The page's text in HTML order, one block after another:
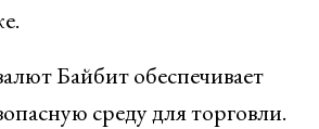
Байбит обеспечивает
среду для торговли.